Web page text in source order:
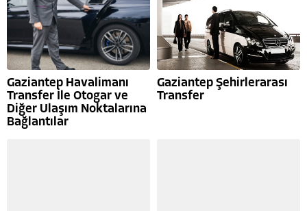
Gaziantep Havalimanı
Transfer İle Otogar ve
Diğer Ulaşım Noktalarına
Bağlantılar
Gaziantep Şehirlerarası
Transfer